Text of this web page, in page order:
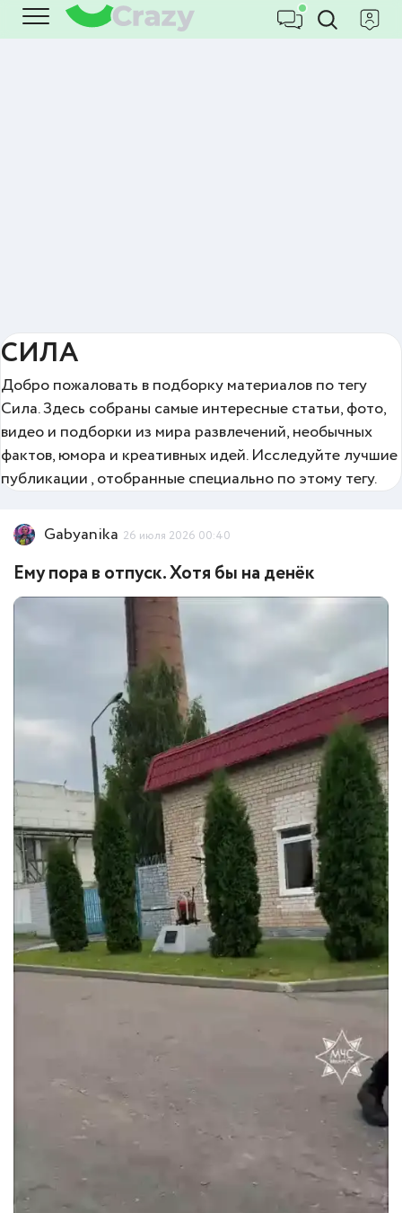
СИЛА
Добро пожаловать в подборку материалов по тегу
Сила. Здесь собраны самые интересные статьи, фото,
видео и подборки из мира развлечений, необычных
фактов, юмора и креативных идей. Исследуйте лучшие
публикации , отобранные специально по этому тегу.
Gabyanika 26 июля 2026 00:40
Ему пора в отпуск. Хотя бы на денёк